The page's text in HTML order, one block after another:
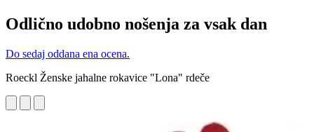
Odlično udobno nošenja za vsak dan
Do sedaj oddana ena ocena.
Roeckl Ženske jahalne rokavice "Lona" rdeče